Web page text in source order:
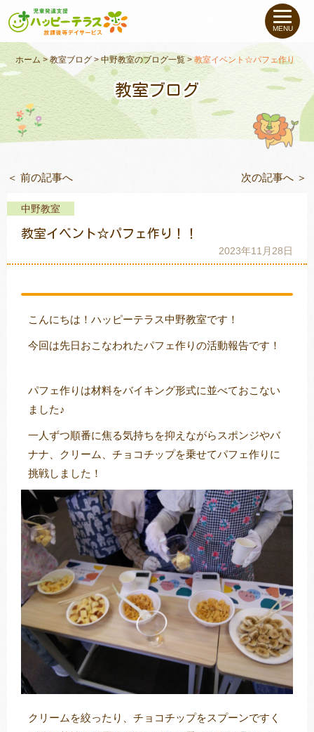
私たちについて
未就学のお子さま（０〜６才）
小学生〜高校生のお子さま
支援事例
教室一覧
MENU
ホーム >教室ブログ>中野教室のブログ一覧>教室イベント☆パフェ作り！！
教室ブログ
＜ 前の記事へ 次の記事へ ＞
中野教室
教室イベント☆パフェ作り！！
2023年11月28日
こんにちは！ハッピーテラス中野教室です！
今回は先日おこなわれたパフェ作りの活動報告です！
パフェ作りは材料をバイキング形式に並べておこない
ました♪
一人ずつ順番に焦る気持ちを抑えながらスポンジやバ
ナナ、クリーム、チョコチップを乗せてパフェ作りに
挑戦しました！
クリームを絞ったり、チョコチップをスプーンですく